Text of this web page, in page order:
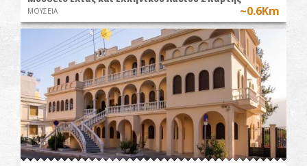
ΜΟΥΣΕΙΑ ~0.6Km